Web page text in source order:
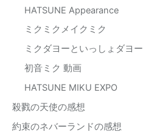
HATSUNE Appearance
ミクミクメイクミク
ミクダヨーといっしょダヨー
初音ミク 動画
HATSUNE MIKU EXPO
殺戮の天使の感想
約束のネバーランドの感想